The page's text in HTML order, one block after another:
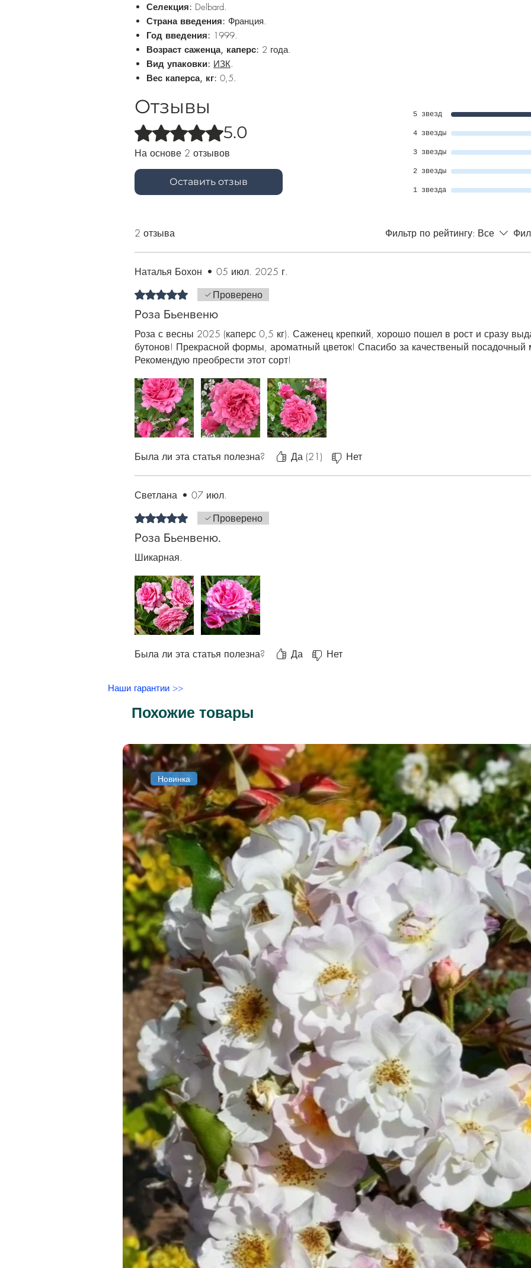
Селекция: Delbard.
Страна введения: Франция.
Год введения: 1999.
Возраст саженца, каперс: 2 года.
Вид упаковки: ИЗК.
Вес каперса, кг: 0,5.
Отзывы
Оценка: 5 из 5 звезд.5.0
На основе 2 отзывов
Оставить отзыв
5 звезд
4 звезды
3 звезды
2 звезды
1 звезда
2 отзыва Фильтр по рейтингу: Все
Наталья Бохон • 05 июл. 2025 г.
Оценка: 5 из 5 звезд.Проверено
Роза Бьенвеню
Роза с весны 2025 (каперс 0,5 кг). Саженец крепкий, хорошо пошел в рост и сразу
бутонов! Прекрасной формы, ароматный цветок! Спасибо за качественый посадочный
Рекомендую преобрести этот сорт!
Была ли эта статья полезна? Да (21) Нет
Светлана • 07 июл.
Оценка: 5 из 5 звезд.Проверено
Роза Бьенвеню.
Шикарная.
Была ли эта статья полезна? Да Нет
Наши гарантии >>
Похожие товары
Новинка